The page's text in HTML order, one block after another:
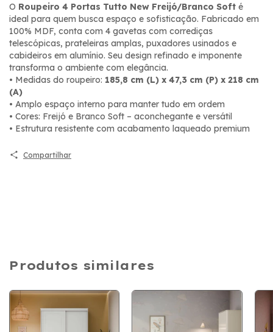
O Roupeiro 4 Portas Tutto New Freijó/Branco Soft é
ideal para quem busca espaço e sofisticação. Fabricado em
100% MDF, conta com 4 gavetas com corrediças
telescópicas, prateleiras amplas, puxadores usinados e
cabideiros em alumínio. Seu design refinado e imponente
transforma o ambiente com elegância.
• Medidas do roupeiro: 185,8 cm (L) x 47,3 cm (P) x 218 cm
(A)
• Amplo espaço interno para manter tudo em ordem
• Cores: Freijó e Branco Soft – aconchegante e versátil
• Estrutura resistente com acabamento laqueado premium
Compartilhar
Produtos similares